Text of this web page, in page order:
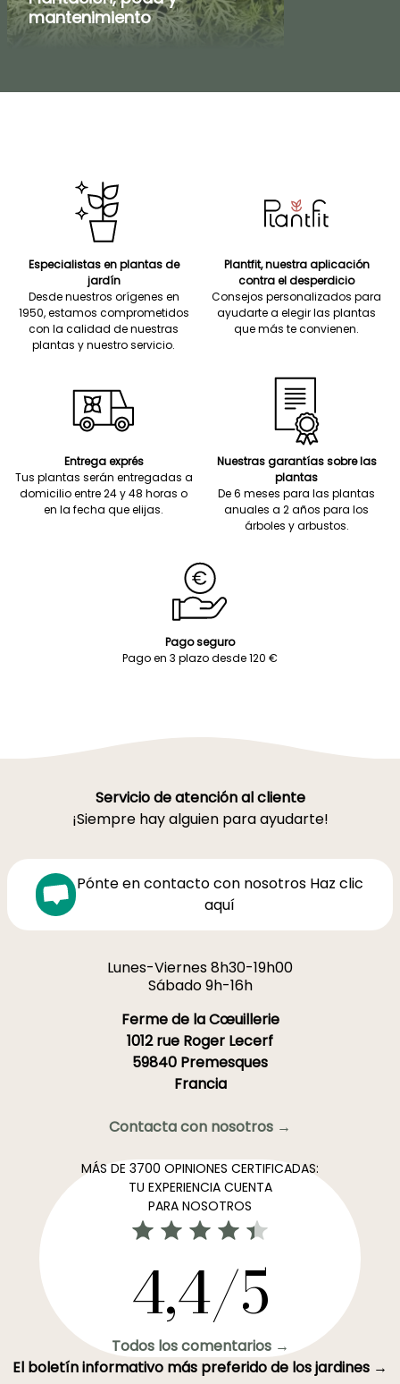
mantenimiento
Especialistas en plantas de
jardín
Desde nuestros orígenes en
1950, estamos comprometidos
con la calidad de nuestras
plantas y nuestro servicio.
Plantfit, nuestra aplicación
contra el desperdicio
Consejos personalizados para
ayudarte a elegir las plantas
que más te convienen.
Entrega exprés
Tus plantas serán entregadas a
domicilio entre 24 y 48 horas o
en la fecha que elijas.
Nuestras garantías sobre las
plantas
De 6 meses para las plantas
anuales a 2 años para los
árboles y arbustos.
Pago seguro
Pago en 3 plazo desde 120 €
Servicio de atención al cliente
¡Siempre hay alguien para ayudarte!
Pónte en contacto con nosotros Haz clic
aquí
Lunes-Viernes 8h30-19h00
Sábado 9h-16h
Ferme de la Cœuillerie
1012 rue Roger Lecerf
59840 Premesques
Francia
Contacta con nosotros →
MÁS DE 3700 OPINIONES CERTIFICADAS:
TU EXPERIENCIA CUENTA
PARA NOSOTROS
4,4/5
Todos los comentarios →
El boletín informativo más preferido de los jardines →